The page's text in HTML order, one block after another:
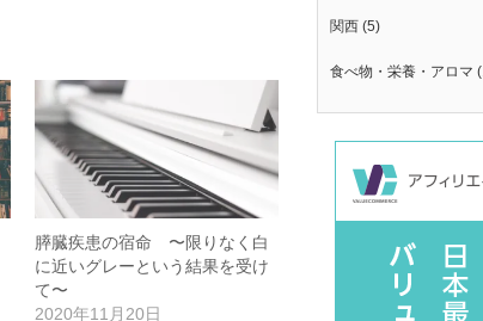
膵臓疾患の宿命 〜限りなく白
に近いグレーという結果を受け
て〜
2020年11月20日
関西 (5)
食べ物・栄養・アロマ